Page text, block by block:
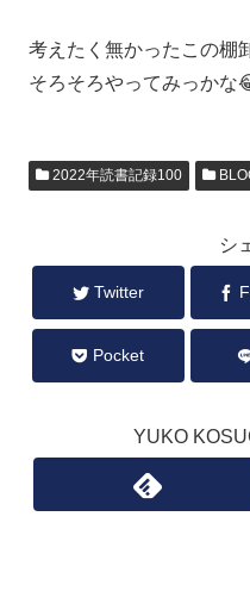
考えたく無かったこの棚
そろそろやってみっか
2022年読書記録100
シ
Twitter
Pocket
YUKO